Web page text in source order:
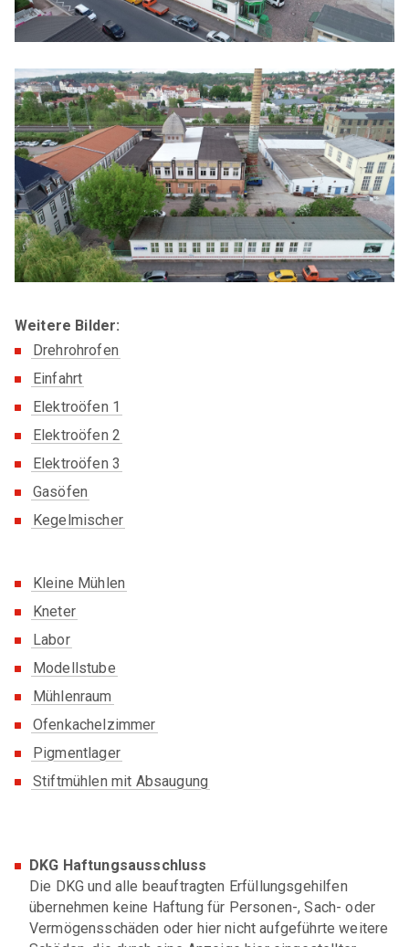
Weitere Bilder:
Drehrohrofen
Einfahrt
Elektroöfen 1
Elektroöfen 2
Elektroöfen 3
Gasöfen
Kegelmischer
Kleine Mühlen
Kneter
Labor
Modellstube
Mühlenraum
Ofenkachelzimmer
Pigmentlager
Stiftmühlen mit Absaugung
DKG Haftungsausschluss
Die DKG und alle beauftragten Erfüllungsgehilfen
übernehmen keine Haftung für Personen-, Sach- oder
Vermögensschäden oder hier nicht aufgeführte weitere